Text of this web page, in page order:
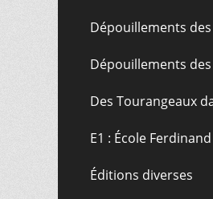
Dépouillements des
Dépouillements des
Des Tourangeaux
E1 : École
Éditions diverses